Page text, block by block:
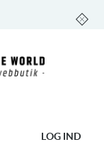
LOG IND